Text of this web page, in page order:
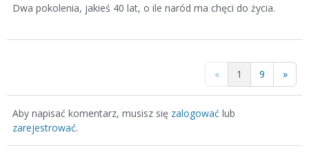
Dwa pokolenia, jakieś 40 lat, o ile naród ma chęci do życia.
« 1 9 »
Aby napisać komentarz, musisz się zalogować lub
zarejestrować.